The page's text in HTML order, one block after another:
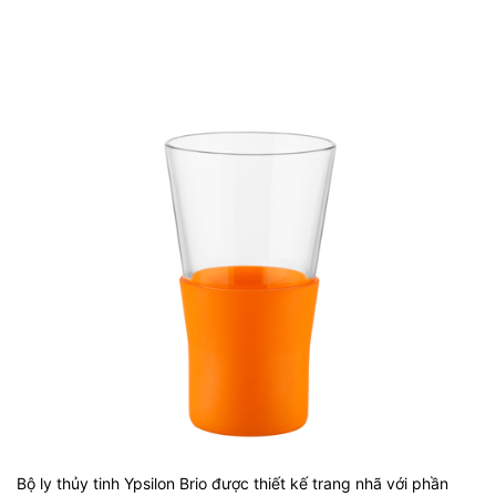
Bộ ly thủy tinh Ypsilon Brio được thiết kế trang nhã với phần